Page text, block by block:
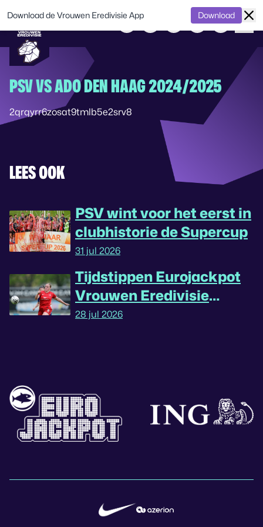
PSV VS ADO DEN HAAG 2024/2025
2qrqyrr6zosat9tmlb5e2srv8
LEES OOK
PSV wint voor het eerst in
clubhistorie de Supercup
31 jul 2026
Tijdstippen Eurojackpot
Vrouwen Eredivisie
omgedraaid
28 jul 2026
Download de Vrouwen Eredivisie App Download